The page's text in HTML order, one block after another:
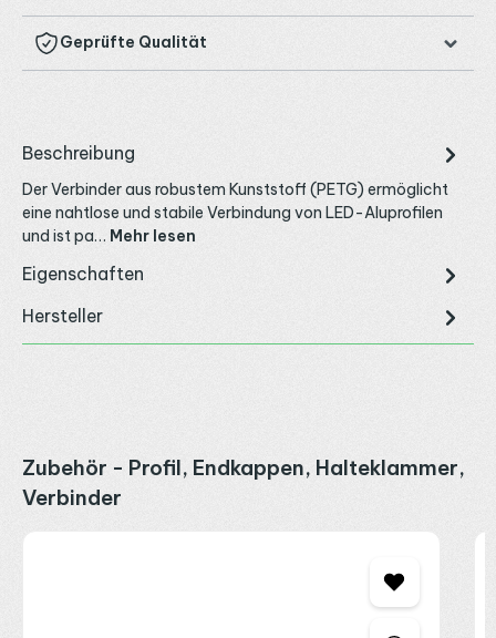
Geprüfte Qualität
Beschreibung
Der Verbinder aus robustem Kunststoff (PETG) ermöglicht
eine nahtlose und stabile Verbindung von LED-Aluprofilen
und ist pa… Mehr lesen
Eigenschaften
Hersteller
Produktgalerie überspringen
Zubehör - Profil, Endkappen, Halteklammer,
Verbinder